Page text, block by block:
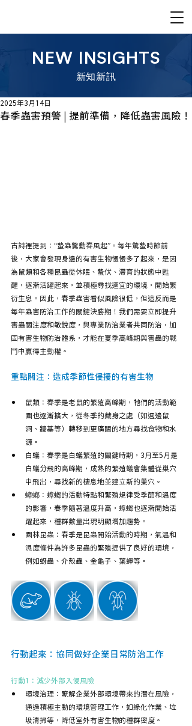
NEW INSIGHTS
​新知新訊
春季蟲害預警 | 提前準備，降低蟲害風險！
2025年3月14日
古詩裡提到：“蟄蟲驚動春風起”。每年驚蟄時節前
後，大家會發現身邊的有害生物慢慢多了起來，是因
為鼠類和各種昆蟲從休眠、蟄伏、滯育的狀態中甦
醒，逐漸活躍起來，並積極尋找適宜的環境，開始繁
衍生息。因此，春季蟲害看似風險很低，但這反而是
每年蟲害防治工作的關鍵決勝期！我們需要立即提升
害蟲關注度和敏銳度，與專業防治業者共同防治，加
固有害生物防治體系，才能在夏季高峰期與害蟲的戰
鬥中贏得主動權。
重點關注：造成季節性侵擾的有害生物
鼠類：春季是老鼠的繁殖高峰期，牠們的活動範
圍也逐漸擴大，從冬季的藏身之處（如週邊鼠
洞、牆基等）轉移到更廣闊的地方尋找食物和水
源。
白蟻：春季是白蟻繁殖的關鍵時期，3月至5月是
白蟻分飛的高峰期，成熟的繁殖蟻會集體從巢穴
中飛出，尋找新的棲息地並建立新的巢穴。
蟑螂：蟑螂的活動特點和繁殖規律受季節和溫度
的影響，春季隨著溫度升高，蟑螂也逐漸開始活
躍起來，種群數量出現明顯增加趨勢。
園林昆蟲：春季是昆蟲開始活動的時期，氣溫和
濕度條件為許多昆蟲的繁殖提供了良好的環境，
例如蚜蟲、介殼蟲、金龜子、葉蟬等。
行動起來：協同做好企業日常防治工作
行動1：減少外部入侵風險
環境治理：瞭解企業外部環境帶來的潛在風險，
通過積極主動的環境管理工作，如綠化作業、垃
圾清掃等，降低室外有害生物的種群密度。